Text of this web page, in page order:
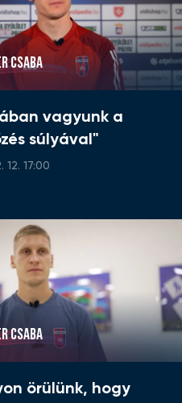
CSABA
vagyunk a
súlyával"
12. 17:00
CSABA
örülünk, hogy